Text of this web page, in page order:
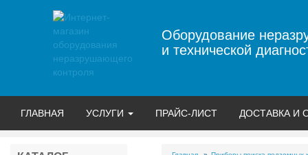
Оборудование
и технической
ГЛАВНАЯ УСЛУГИ ПРАЙС-ЛИСТ ДОСТАВКА И